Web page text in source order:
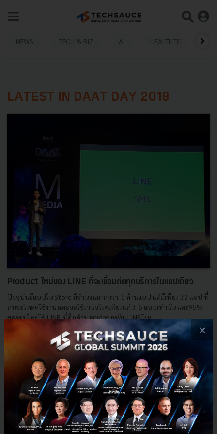
NEWS TECH & BIZ AI HEALTHTECH
LATEST IN DAAT DAY 2018
Product ใหม่ของ LINE ที่จะเชื่อมต่อทุกบริการในแอปเดียว
ปัจจุบันมีแอปใน Store มีจำนวนมากกว่า 5 ล้านแอป แต่มีเพียง 32 แอป ที่
คนจะโหลดใช้งาน และจะใช้งานจริงๆเพียงแค่ 3-5 แอปเท่านั้น และ95%
ของคนไทยใช้ LINE นี่คือคำบอกเล่าของทีม LINE ในง...
| ByArocha Phurmtaveepol
Tech & Biz LINE Daat Day 2018
×